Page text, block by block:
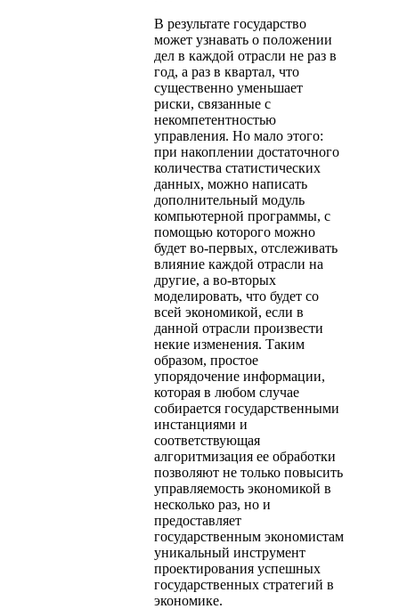
В результате государство
может узнавать о положении
дел в каждой отрасли не раз в
год, а раз в квартал, что
существенно уменьшает
риски, связанные с
некомпетентностью
управления. Но мало этого:
при накоплении достаточного
количества статистических
данных, можно написать
дополнительный модуль
компьютерной программы, с
помощью которого можно
будет во-первых, отслеживать
влияние каждой отрасли на
другие, а во-вторых
моделировать, что будет со
всей экономикой, если в
данной отрасли произвести
некие изменения. Таким
образом, простое
упорядочение информации,
которая в любом случае
собирается государственными
инстанциями и
соответствующая
алгоритмизация ее обработки
позволяют не только повысить
управляемость экономикой в
несколько раз, но и
предоставляет
государственным экономистам
уникальный инструмент
проектирования успешных
государственных стратегий в
экономике.